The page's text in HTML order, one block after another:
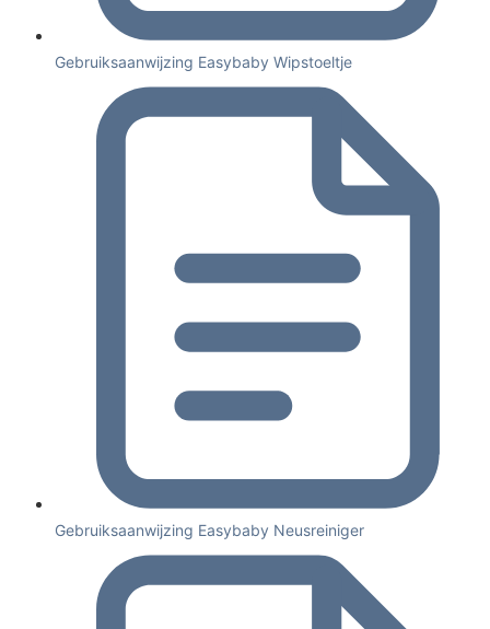
Gebruiksaanwijzing Easybaby Wipstoeltje
Gebruiksaanwijzing Easybaby Neusreiniger